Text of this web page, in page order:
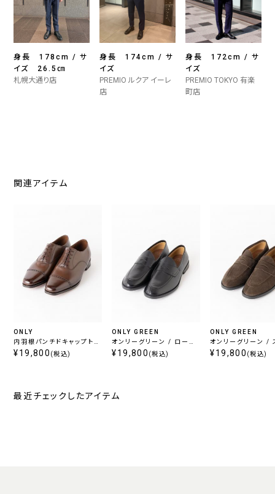
身長 178cm / サ
イズ 26.5㎝
札幌大通り店
身長 174cm / サ
イズ
PREMIO ルクア イーレ
店
身長 172cm / サ
イズ
PREMIO TOKYO 有楽
町店
関連アイテム
ONLY
内羽根パンチドキャップトゥ
シューズ ブラウン
¥19,800 (税込)
ONLY GREEN
オンリーグリーン / ローフ
ァーシューズ ブラック
¥19,800 (税込)
ONLY GREEN
オンリーグリーン /
ドローファーシューズ
¥19,800 (税込)
最近チェックしたアイテム